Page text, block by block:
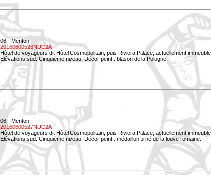
06 - Menton
20160600526NUC2A
Hôtel de voyageurs dit Hôtel Cosmopolitain, puis Riviera Palace, actuellement immeuble
Elévations sud. Cinquième niveau. Décor peint : blason de la Pologne.
06 - Menton
20160600527NUC2A
Hôtel de voyageurs dit Hôtel Cosmopolitain, puis Riviera Palace, actuellement immeuble
Elévations sud. Cinquième niveau. Décor peint : médaillon orné de la louve romaine.